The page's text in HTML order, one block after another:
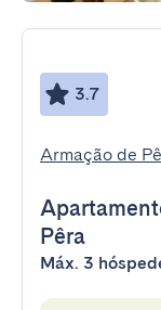
3.7
Armação de
Pêra
Máx. 3